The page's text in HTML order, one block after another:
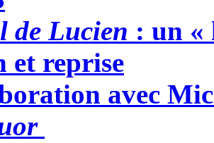
de Lucien : un «
et reprise
avec